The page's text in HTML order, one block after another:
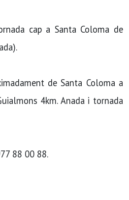
cap a Santa Coloma de
de Santa Coloma a
4km. Anada i tornada
88 00 88.